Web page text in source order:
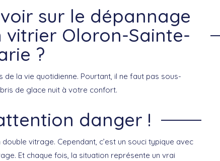
sur le dépannage
vitrier Oloron-Sainte-
?
la vie quotidienne. Pourtant, il ne faut pas sous-
de glace nuit à votre confort.
danger !
vitrage. Cependant, c’est un souci typique avec
Et chaque fois, la situation représente un vrai